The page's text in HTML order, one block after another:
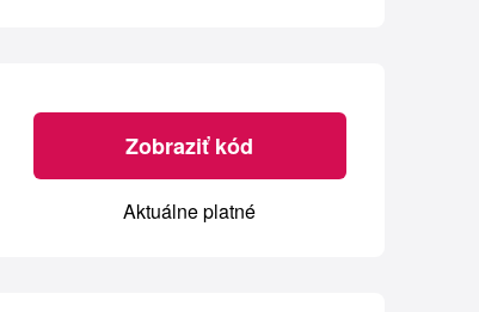
Zobraziť kód
Aktuálne platné